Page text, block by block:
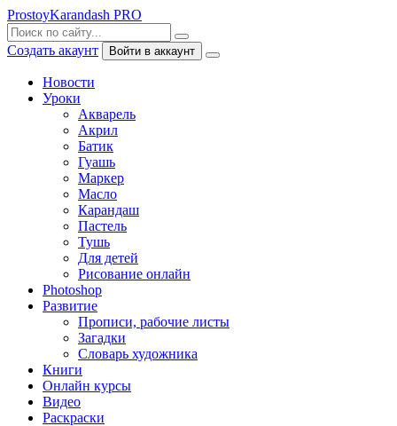
ProstoyKarandash PRO
Создать акаунт Войти в аккаунт
Новости
Уроки
Акварель
Акрил
Батик
Гуашь
Маркер
Масло
Карандаш
Пастель
Тушь
Для детей
Рисование онлайн
Photoshop
Развитие
Прописи, рабочие листы
Загадки
Словарь художника
Книги
Онлайн курсы
Видео
Раскраски